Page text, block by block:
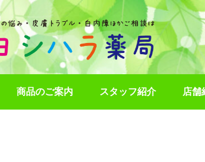
商品のご案内 スタッフ紹介 店舗